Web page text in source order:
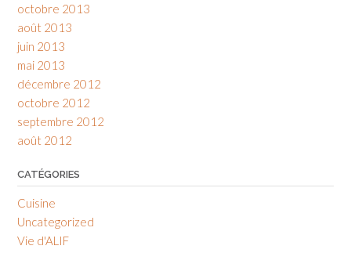
octobre 2013
août 2013
juin 2013
mai 2013
décembre 2012
octobre 2012
septembre 2012
août 2012
CATÉGORIES
Cuisine
Uncategorized
Vie d'ALIF